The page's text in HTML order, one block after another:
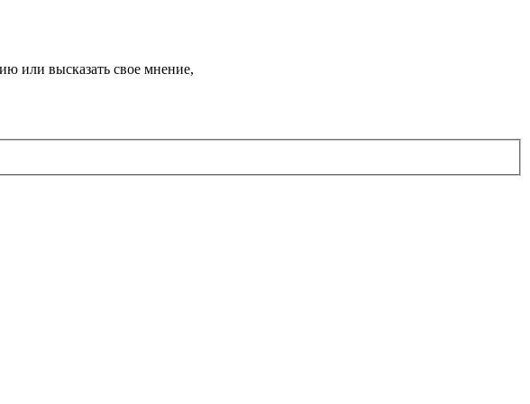
или высказать свое мнение,